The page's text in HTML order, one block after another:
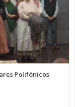
Polifónicos